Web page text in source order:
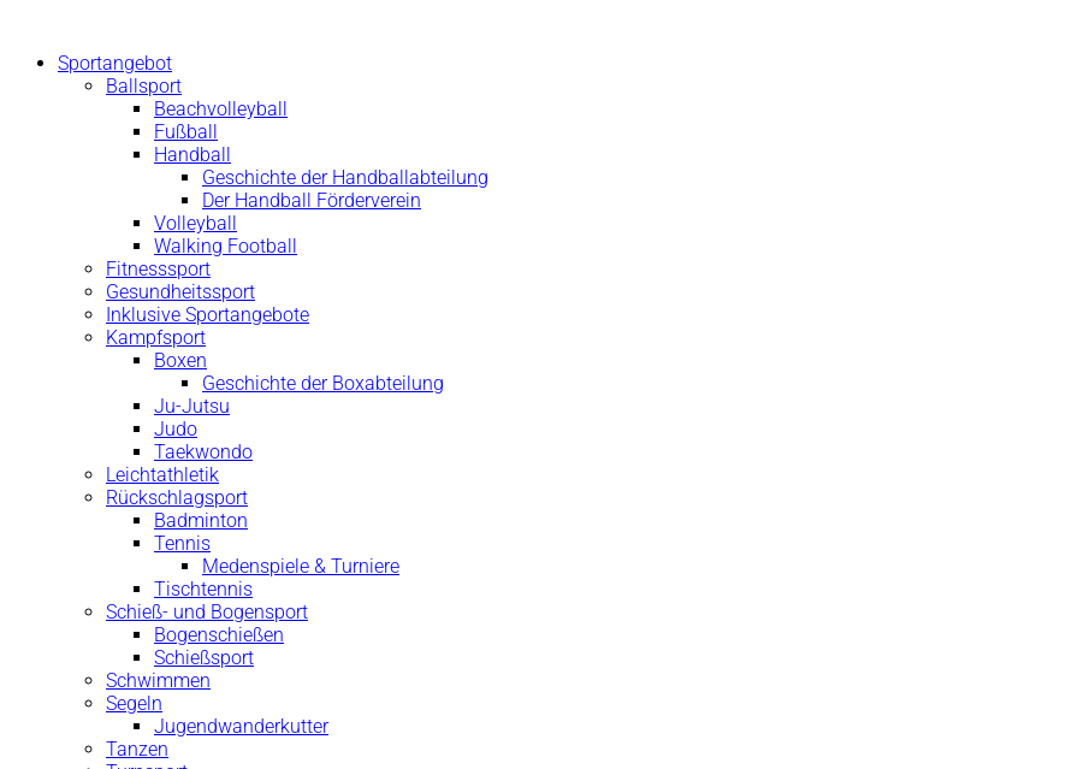
springenSportangebot
Ballsport
Beachvolleyball
Fußball
Handball
Geschichte der Handballabteilung
Der Handball Förderverein
Volleyball
Walking Football
Fitnesssport
Gesundheitssport
Inklusive Sportangebote
Kampfsport
Boxen
Geschichte der Boxabteilung
Ju-Jutsu
Judo
Taekwondo
Leichtathletik
Rückschlagsport
Badminton
Tennis
Medenspiele & Turniere
Tischtennis
Schieß- und Bogensport
Bogenschießen
Schießsport
Schwimmen
Segeln
Jugendwanderkutter
Tanzen